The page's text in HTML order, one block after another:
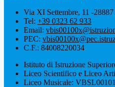
Via XI Settembre, 11 -
Tel: +39 0323 62 933
Email:
PEC:
C.F.: 84008220034
Istituto di Istruzione
Liceo Scientifico e Liceo
Liceo Musicale: